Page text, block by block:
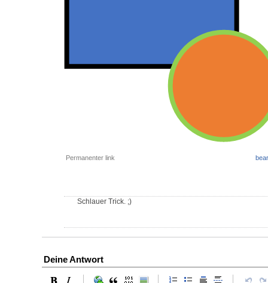
Permanenter link
Schlauer Trick. ;)
Deine Antwort